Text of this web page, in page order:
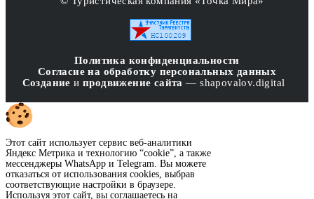
Политика конфиденциальности
Согласие на обработку персональных данных
Создание ипродвижение сайта — shapovalov.digital
Этот сайт использует сервис веб-аналитики
Яндекс Метрика и технологию “cookie”, а также
мессенджеры WhatsApp и Telegram. Вы можете
отказаться от использования cookies, выбрав
соответствующие настройки в браузере.
Используя этот сайт, вы соглашаетесь на